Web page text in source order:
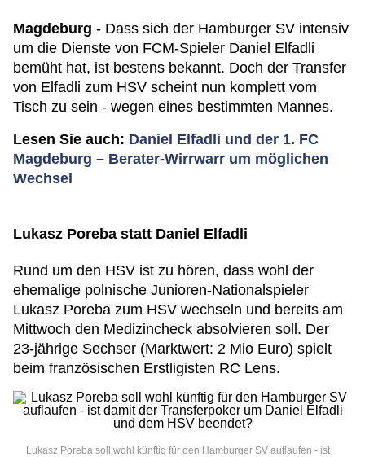
Magdeburg - Dass sich der Hamburger SV intensiv
um die Dienste von FCM-Spieler Daniel Elfadli
bemüht hat, ist bestens bekannt. Doch der Transfer
von Elfadli zum HSV scheint nun komplett vom
Tisch zu sein - wegen eines bestimmten Mannes.
Lesen Sie auch: Daniel Elfadli und der 1. FC
Magdeburg – Berater-Wirrwarr um möglichen
Wechsel
Lukasz Poreba statt Daniel Elfadli
Rund um den HSV ist zu hören, dass wohl der
ehemalige polnische Junioren-Nationalspieler
Lukasz Poreba zum HSV wechseln und bereits am
Mittwoch den Medizincheck absolvieren soll. Der
23-jährige Sechser (Marktwert: 2 Mio Euro) spielt
beim französischen Erstligisten RC Lens.
Lukasz Poreba soll wohl künftig für den Hamburger SV auflaufen - ist